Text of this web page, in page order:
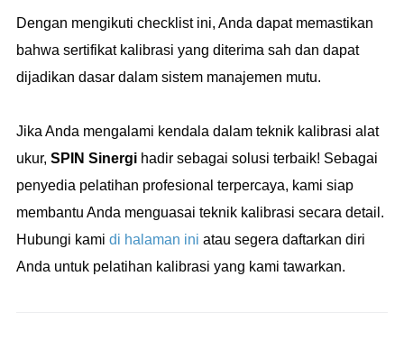
Dengan mengikuti checklist ini, Anda dapat memastikan
bahwa sertifikat kalibrasi yang diterima sah dan dapat
dijadikan dasar dalam sistem manajemen mutu.
Jika Anda mengalami kendala dalam teknik kalibrasi alat
ukur, SPIN Sinergi hadir sebagai solusi terbaik! Sebagai
penyedia pelatihan profesional terpercaya, kami siap
membantu Anda menguasai teknik kalibrasi secara detail.
Hubungi kami di halaman ini atau segera daftarkan diri
Anda untuk pelatihan kalibrasi yang kami tawarkan.